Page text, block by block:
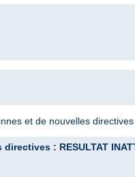
et de nouvelles
: RESULTAT